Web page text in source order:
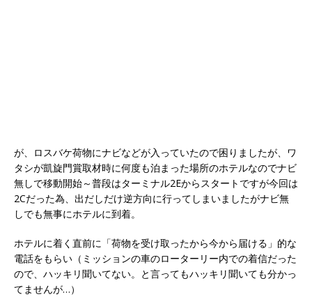
が、ロスバケ荷物にナビなどが入っていたので困りましたが、ワ
タシが凱旋門賞取材時に何度も泊まった場所のホテルなのでナビ
無しで移動開始～普段はターミナル2Eからスタートですが今回は
2Cだった為、出だしだけ逆方向に行ってしまいましたがナビ無
しでも無事にホテルに到着。
ホテルに着く直前に「荷物を受け取ったから今から届ける」的な
電話をもらい（ミッションの車のローターリー内での着信だった
ので、ハッキリ聞いてない。と言ってもハッキリ聞いても分かっ
てませんが…）